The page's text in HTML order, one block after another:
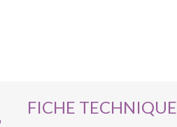
FICHE TECHNIQUE